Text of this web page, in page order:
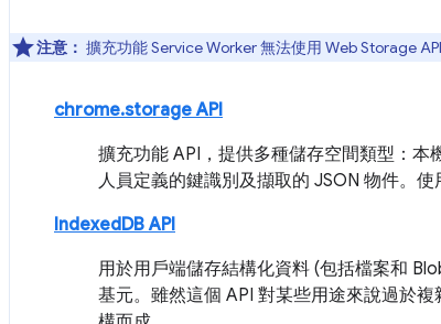
注意： 擴充功能 Service Worker 無法使用 Web Storage API
chrome.storage API
擴充功能 API，提供多種儲存空間類型：本
人員定義的鍵識別及擷取的 JSON 物件。
IndexedDB API
用於用戶端儲存結構化資料 (包括檔案和
基元。雖然這個 API 對某些用途來說過於複